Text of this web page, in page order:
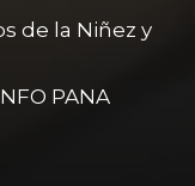
de la Niñez y
PANA